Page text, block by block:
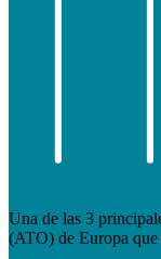
Una de las 3
(ATO) de Europa